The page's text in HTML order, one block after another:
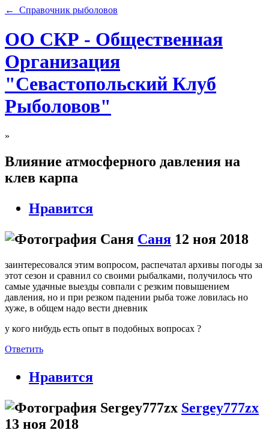
← Справочник рыболовов
ОО СКР - Общественная
Организация
"Севастопольский Клуб
Рыболовов"
»
Влияние атмосферного давления на
клев карпа
Нравится
Саня 12 ноя 2018
заинтересовался этим вопросом, распечатал архивы погоды за
этот сезон и сравнил со своими рыбалками, получилось что
самые удачные выезды совпали с резким повышением
давления, но и при резком падении рыба тоже ловилась но
хуже, в общем надо вести дневник
у кого нибудь есть опыт в подобных вопросах ?
Ответить
Нравится
Sergey777zx
13 ноя 2018